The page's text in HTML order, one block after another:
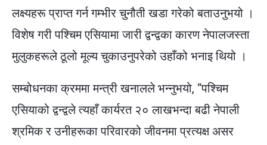
लक्ष्यहरू प्राप्त गर्न गम्भीर चुनौती खडा गरेको बताउनुभयो ।
विशेष गरी पश्चिम एसियामा जारी द्वन्द्वका कारण नेपालजस्ता
मुलुकहरूले ठूलो मूल्य चुकाउनुपरेको उहाँको भनाइ थियो ।
सम्बोधनका क्रममा मन्त्री खनालले भन्नुभयो, “पश्चिम
एसियाको द्वन्द्वले त्यहाँ कार्यरत २० लाखभन्दा बढी नेपाली
श्रमिक र उनीहरूका परिवारको जीवनमा प्रत्यक्ष असर